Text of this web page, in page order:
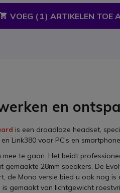
VOEG ( 1) ARTIKELEN TOE
en
is een draadloze headset,
Link380 voor PC's en
te gaan. Het beidt
28mm speakers. De
de Mono versie bied u ook nog is
gemaakt van lichtgewicht